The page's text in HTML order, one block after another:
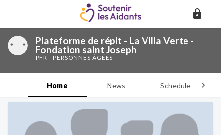
Plateforme de répit - La Villa Verte -
Fondation saint Joseph
PFR - PERSONNES ÂGÉES
Home News Schedule